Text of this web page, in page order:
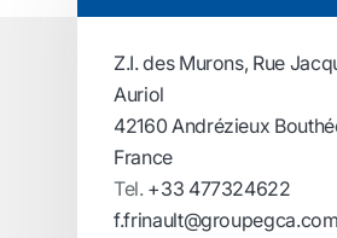
Z.I. des Murons, Rue
Auriol
42160 Andrézieux
France
Tel. +33 477324622
f.frinault@groupegca.com